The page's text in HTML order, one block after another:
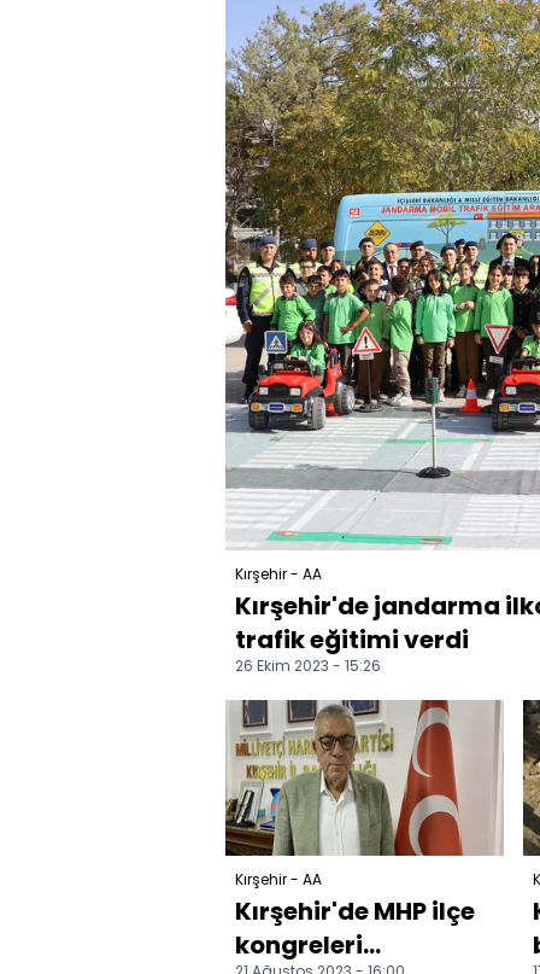
Kırşehir - AA
Kırşehir'de jandarma
trafik eğitimi verdi
26 Ekim 2023 - 15:26
Kırşehir - AA
Kırşehir'de MHP ilçe
kongreleri